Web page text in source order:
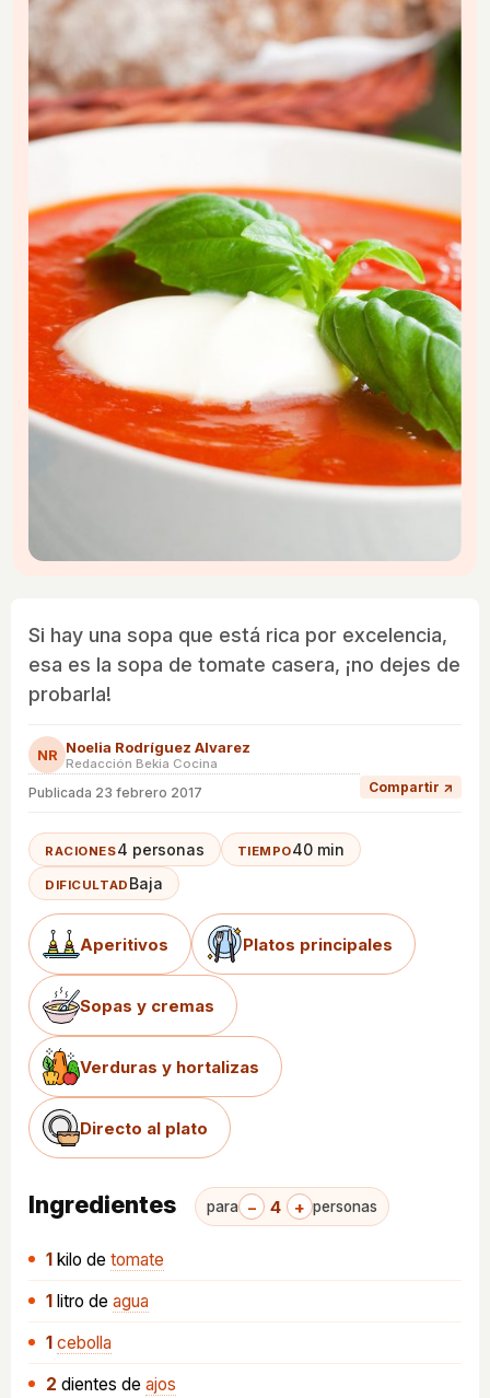
Si hay una sopa que está rica por excelencia,
esa es la sopa de tomate casera, ¡no dejes de
probarla!
NR Noelia Rodríguez Alvarez
Redacción Bekia Cocina
Publicada 23 febrero 2017 Compartir ↗
RACIONES4 personas TIEMPO40 min
DIFICULTAD Baja
Aperitivos Platos principales
Sopas y cremas
Verduras y hortalizas
Directo al plato
Ingredientes para − 4 + personas
1 kilo de tomate
1 litro de agua
1 cebolla
2 dientes de ajos